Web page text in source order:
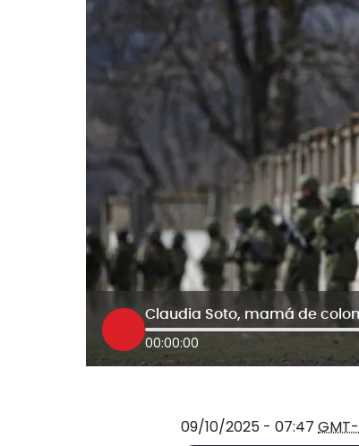
Claudia Soto, mamá de
00:00:00
09/10/2025 - 07:47